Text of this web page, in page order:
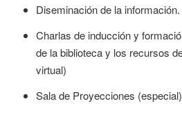
Diseminación de la información.
Charlas de inducción y
de la biblioteca y los recursos
virtual)
Sala de Proyecciones (especial)